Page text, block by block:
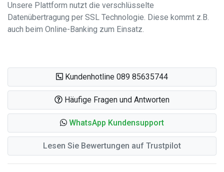
Unsere Plattform nutzt die verschlüsselte
Datenübertragung per SSL Technologie. Diese kommt z.B.
auch beim Online-Banking zum Einsatz.
Kundenhotline 089 85635744
Häufige Fragen und Antworten
WhatsApp Kundensupport
Lesen Sie Bewertungen auf Trustpilot